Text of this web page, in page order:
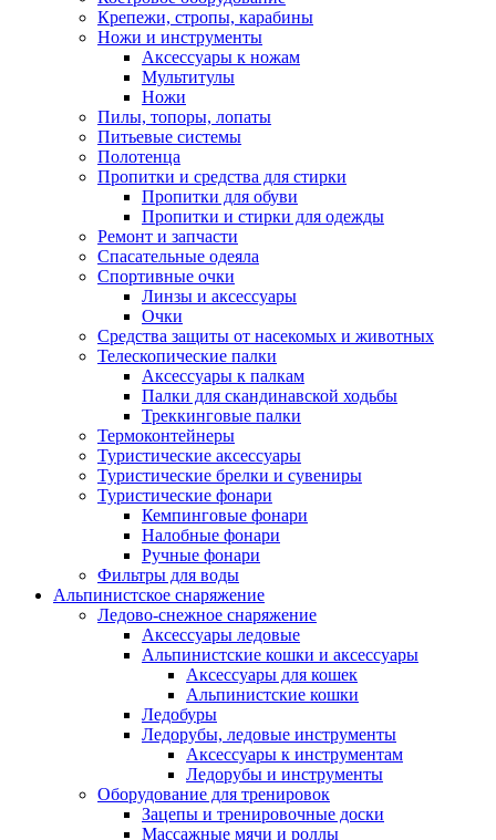
Крепежи, стропы, карабины
Ножи и инструменты
Аксессуары к ножам
Мультитулы
Ножи
Пилы, топоры, лопаты
Питьевые системы
Полотенца
Пропитки и средства для стирки
Пропитки для обуви
Пропитки и стирки для одежды
Ремонт и запчасти
Спасательные одеяла
Спортивные очки
Линзы и аксессуары
Очки
Средства защиты от насекомых и животных
Телескопические палки
Аксессуары к палкам
Палки для скандинавской ходьбы
Треккинговые палки
Термоконтейнеры
Туристические аксессуары
Туристические брелки и сувениры
Туристические фонари
Кемпинговые фонари
Налобные фонари
Ручные фонари
Фильтры для воды
Альпинистское снаряжение
Ледово-снежное снаряжение
Аксессуары ледовые
Альпинистские кошки и аксессуары
Аксессуары для кошек
Альпинистские кошки
Ледобуры
Ледорубы, ледовые инструменты
Аксессуары к инструментам
Ледорубы и инструменты
Оборудование для тренировок
Зацепы и тренировочные доски
Массажные мячи и роллы